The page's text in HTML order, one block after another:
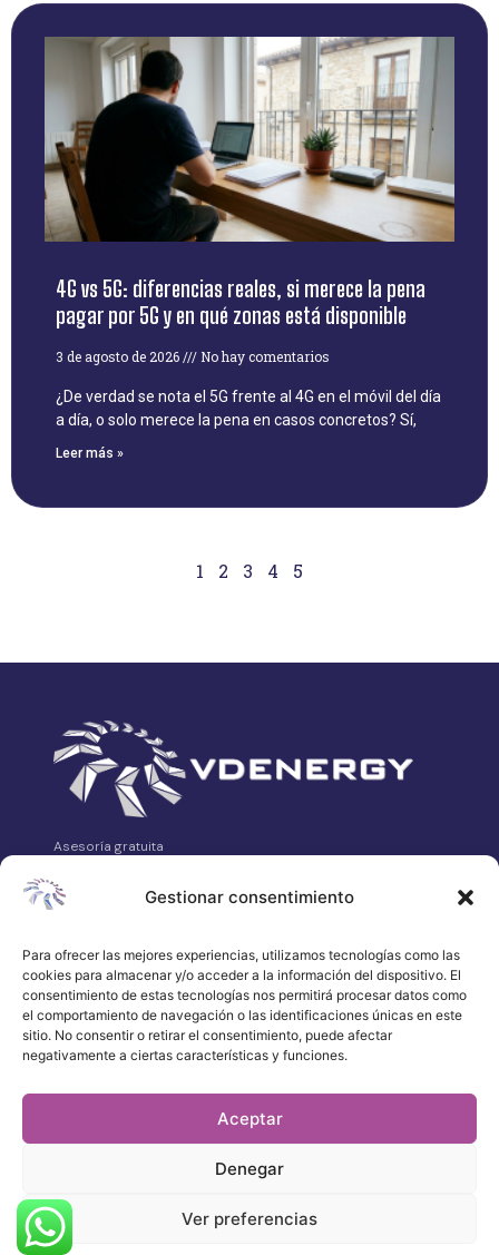
Gestionar consentimiento
Para ofrecer las mejores experiencias, utilizamos tecnologías como las
cookies para almacenar y/o acceder a la información del dispositivo. El
consentimiento de estas tecnologías nos permitirá procesar datos como
el comportamiento de navegación o las identificaciones únicas en este
sitio. No consentir o retirar el consentimiento, puede afectar
negativamente a ciertas características y funciones.
Aceptar
Denegar
Ver preferencias
4G vs 5G: diferencias reales, si merece la pena
pagar por 5G y en qué zonas está disponible
3 de agosto de 2026 No hay comentarios
¿De verdad se nota el 5G frente al 4G en el móvil del día
a día, o solo merece la pena en casos concretos? Sí,
Leer más »
1 2 3 4 5
Asesoría gratuita
Analizamos, comparamos y gestionamos tus contratos de
658 315 539
·
WhatsApp
atencionalcliente@vdenergy.es
© 2026 VDEnergy. Todos los derechos
reservados.
Política de privacidad